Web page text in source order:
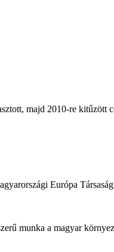
majd 2010-re kitűzött
Európa
munka a magyar